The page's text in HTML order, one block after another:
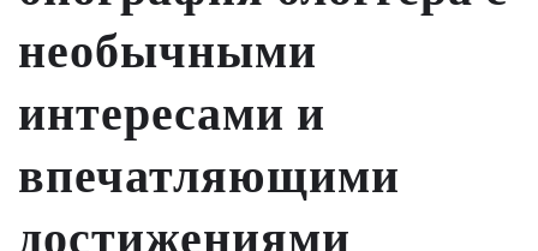
необычными
интересами и
впечатляющими